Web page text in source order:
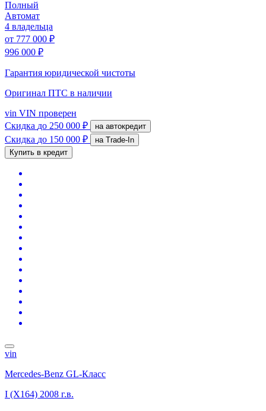
Полный
Автомат
4 владельца
от 777 000 ₽
996 000 ₽
Гарантия юридической чистоты
Оригинал ПТС в наличии
vin VIN проверен
Скидка до 250 000 ₽ на автокредит
Скидка до 150 000 ₽
на Trade-In
Купить в кредит
vin
Mercedes-Benz GL-Класс
I (X164) 2008 г.в.